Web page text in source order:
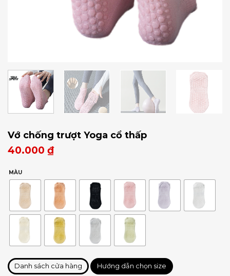
Vớ chống trượt Yoga cổ thấp
40.000 ₫
MÀU
Danh sách cửa hàng Hướng dẫn chọn size